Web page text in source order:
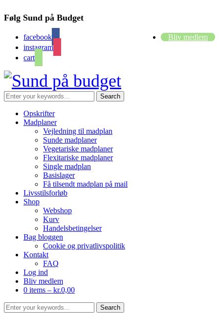
Følg Sund på Budget
facebook
instagram
cart
Bliv medlem
Opskrifter
Madplaner
Vejledning til madplan
Sunde madplaner
Vegetariske madplaner
Flexitariske madplaner
Single madplan
Basislager
Få tilsendt madplan på mail
Livsstilsforløb
Shop
Webshop
Kurv
Handelsbetingelser
Bag bloggen
Cookie og privatlivspolitik
Kontakt
FAQ
Log ind
Bliv medlem
0 items – kr.0,00